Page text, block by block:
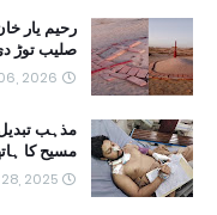
رحیم یار
صلیب توڑ
2026
مذہب
مسیح کا
2025